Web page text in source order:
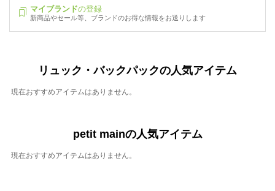
マイブランドの登録
新商品やセール等、ブランドのお得な情報をお送りします
リュック・バックパックの人気アイテム
現在おすすめアイテムはありません。
petit mainの人気アイテム
現在おすすめアイテムはありません。